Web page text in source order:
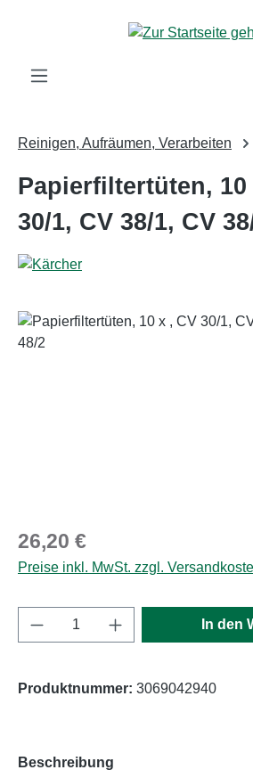
Zum Hauptinhalt springen
Reinigen, Aufräumen, Verarbeiten
Papierfiltertüten, 10
30/1, CV 38/1, CV
Bildergalerie überspringen
Regulärer Preis:
26,20 €
Preise inkl. MwSt. zzgl.
Produkt Anzahl: Gib den
In den
Produktnummer: 3069042940
Beschreibung